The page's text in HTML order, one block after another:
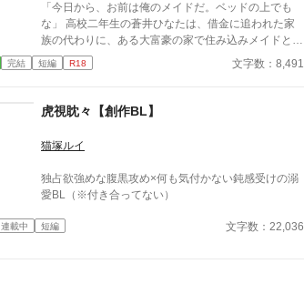
「今日から、お前は俺のメイドだ。ベッドの上でも
な」 高校二年生の蒼井ひなたは、借金に追われた家
族の代わりに、ある大富豪の家で住み込みメイドとし
て働くことに。 そこは、まるでおとぎ話に出てきそ
うな大きな洋館。 でも、そこで待っていたのは、同
格が超ドSな御曹司、天城 蓮だった。 昼間は生徒会
普通じゃない。 「掃除だけじゃダメだろ？ ご主人
様の癒しも、メイドの大事な仕事だろ？」 手を握ら
れるたび、耳元で囁かれるたび、心臓がバクバクす
る。 なのに、ひなたの体はどんどん反応してしまっ
て…。 怒ったり照れたりしながらも、次第に蓮に惹
かれていくひなた。 だけど、彼にはまだ知られてい
ない秘密があって―― 「…ほんとは、ずっと前か
完結 短編 R18 文字数：8,491
虎視眈々【創作BL】
猫塚ルイ
独占欲強めな腹黒攻め×何も気付かない鈍感受けの溺
愛BL（※付き合ってない）
連載中 短編 文字数：22,036